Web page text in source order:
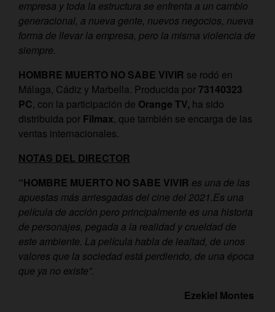
empresa y toda la estructura se enfrenta a un cambio
generacional, a nueva gente, nuevos negocios, nueva
forma de llevar la empresa, pero la misma violencia de
siempre.
HOMBRE MUERTO NO SABE VIVIR se rodó en
Málaga, Cádiz y Marbella. Producida por 73140323
PC, con la participación de Orange TV, ha sido
distribuida por Filmax, que también se encarga de las
ventas internacionales.
NOTAS DEL DIRECTOR
“HOMBRE MUERTO NO SABE VIVIR es una de las
apuestas más arriesgadas del cine del 2021.Es una
película de acción pero principalmente es una historia
de personajes, pegada a la realidad y crueldad de
este ambiente. La película habla de lealtad, de unos
valores que la sociedad está perdiendo, de una época
que ya no existe”.
Ezekiel Montes